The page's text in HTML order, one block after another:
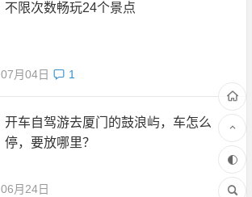
不限次数畅玩24个景点
07月04日 1
开车自驾游去厦门的鼓浪屿，车怎么
停，要放哪里？
06月24日